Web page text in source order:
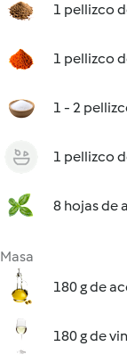
1 pellizco
1 pellizco
1 - 2
1 pellizco
8 hojas de
Masa
180 g de
180 g de